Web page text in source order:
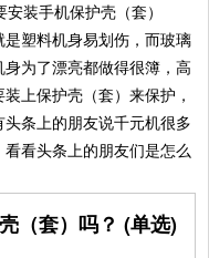
塑料机身易划伤，而玻璃
为了漂亮都做得很簿，高
上保护壳（套）来保护，
条上的朋友说千元机很多
看头条上的朋友们是怎么
（套）吗？ (单选)